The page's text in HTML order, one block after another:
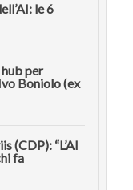
le 6
per
Boniolo (ex
(CDP): “L’AI
fa